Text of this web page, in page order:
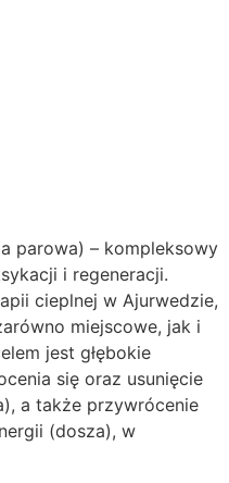
parowa) – kompleksowy
i regeneracji.
cieplnej w Ajurwedzie,
miejscowe, jak i
jest głębokie
się oraz usunięcie
a także przywrócenie
(dosza), w